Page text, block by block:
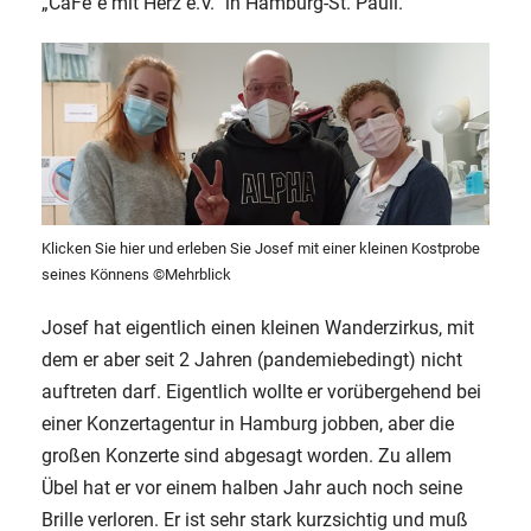
Klicken Sie hierund erleben Sie Josef mit einer kleinen Kostprobe
seines Könnens ©Mehrblick
Josef hat eigentlich einen kleinen Wanderzirkus, mit
dem er aber seit 2 Jahren (pandemiebedingt) nicht
auftreten darf. Eigentlich wollte er vorübergehend bei
einer Konzertagentur in Hamburg jobben, aber die
großen Konzerte sind abgesagt worden. Zu allem
Übel hat er vor einem halben Jahr auch noch seine
Brille verloren. Er ist sehr stark kurzsichtig und muß